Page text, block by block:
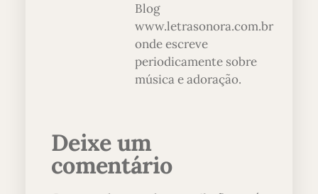
Blog
www.letrasonora.com.br
onde escreve
periodicamente sobre
música e adoração.
Deixe um
comentário